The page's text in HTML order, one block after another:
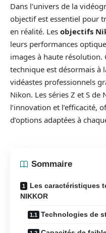
Dans l’univers de la
objectif est essentiel pour
en réalité. Les objectifs
leurs performances
images à haute
technique est désormais à
vidéastes professionnels
Nikon. Les séries Z et S de
l’innovation et l’efficacité,
d’options adaptées à
Sommaire
Les caractéristiques
NIKKOR
Technologies de